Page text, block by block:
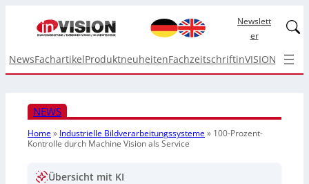
Newslett
er
NewsFachartikelProduktneuheitenFachzeitschriftinVISION Top
NEWS
Home» Industrielle Bildverarbeitungssysteme» 100-Prozent-
Kontrolle durch Machine Vision als Service
Übersicht mit KI